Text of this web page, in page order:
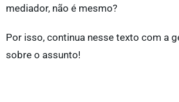
mediador, não é mesmo?
Por isso, continua nesse texto com a
sobre o assunto!